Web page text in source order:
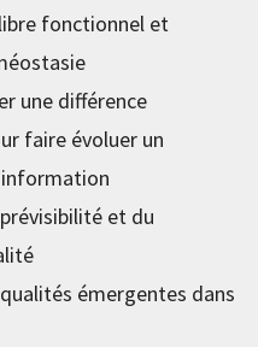
fonctionnel et
une différence
faire évoluer un
et du
émergentes dans